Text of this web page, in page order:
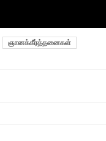
ஞானக்கீர்த்தனைகள்